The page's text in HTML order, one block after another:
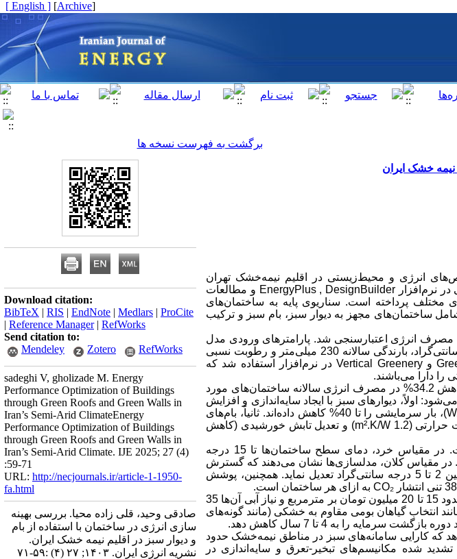
[
Archive
]
[ English ]
برگشت به فهرست نسخه ها
نیمه خشک ایران
انرژی و محیط‌زیستی در اقلیم نیمه‌خشک تهران
نرم‌افزار
و مطالعات
مختلف پرداخته است. سناریوی پایه به ساختمان‌های
ساختمان‌های مجهز به دیوار سبز، بام سبز و ترکیب
مصرف انرژی اعتبارسنجی شد. پارامترهای ورودی مدل
بر اساس ویژگی‌های اقلیمی تهران شامل دمای متوسط سالانه 17.5 درجه سانتی‌گراد، بارندگی سالانه 230 میلی‌متر و رطوبت نسبی
و Vertical Greenery
در نرم‌افزار استفاده شد که
را دارا می‌باشند.
نتایج کمی پژوهش نشان می‌دهد که کاربرد توأمان بام و دیوار سبز موجب کاهش 34.2% در مصرف انرژی سالانه ساختمان‌های مورد
اولاً، دیوارهای سبز با ایجاد سایه‌اندازی و افزایش
، بار سرمایشی را تا 40% کاهش داده‌اند. ثانیاً، بام‌های
(1.2 m².K/W)
و تعدیل تابش خورشیدی (کاهش
از منظر محیط‌زیستی، یافته‌ها حاکی از تأثیرات چندبعدی این سامانه‌هاست. در مقیاس خرد، دمای سطح ساختمان‌ها تا 15 درجه
تا 18% افزایش نشان می‌دهد. در مقیاس کلان، مدلسازی‌ها نشان می‌دهند که گسترش
این فناوری می‌تواند اثر جزیره گرمایی شهری را در مناطق متراکم تهران بین 2 تا 5 درجه سانتی‌گراد تعدیل نماید. همچنین، پوشش
به ازای هر ساختمان است.
15 تا 20 میلیون تومان
بر مترمربع و نیاز آبی آن‌ها 35
انتخاب گیاهان بومی مقاوم به خشکی (مانند گونه‌های
را به 4 تا 7 سال کاهش دهد
.
که کارایی سامانه‌های سبز در مناطق نیمه‌خشک حدود
شده مکانیسم‌های تبخیر-تعرق و سایه‌اندازی در
Download citation:
BibTeX | RIS | EndNote | Medlars | ProCite
| Reference Manager| RefWorks
Send citation to:
Mendeley
Zotero RefWorks
sadeghi V, gholizade M. Energy
Performance Optimization of Buildings
through Green Roofs and Green Walls in
Iran’s Semi-Arid ClimateEnergy
Performance Optimization of Buildings
through Green Roofs and Green Walls in
Iran’s Semi-Arid Climate. IJE 2025; 27 (4)
:59-71
URL: http://necjournals.ir/article-1-1950-
fa.html
صادقی وحید، قلی زاده محیا. بررسی بهینه
سازی انرژی در ساختمان با استفاده از بام
و دیوار سبز در اقلیم نیمه خشک ایران.
نشریه انرژی ایران. ۱۴۰۳; ۲۷ (۴) :۵۹-۷۱